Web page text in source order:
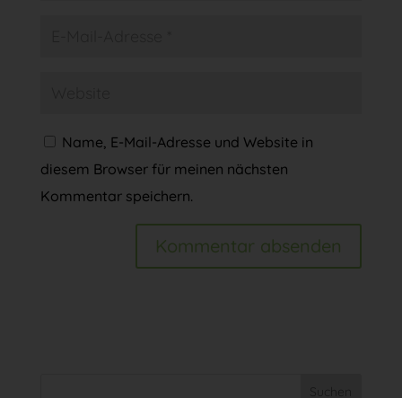
Name, E-Mail-Adresse und Website in
diesem Browser für meinen nächsten
Kommentar speichern.